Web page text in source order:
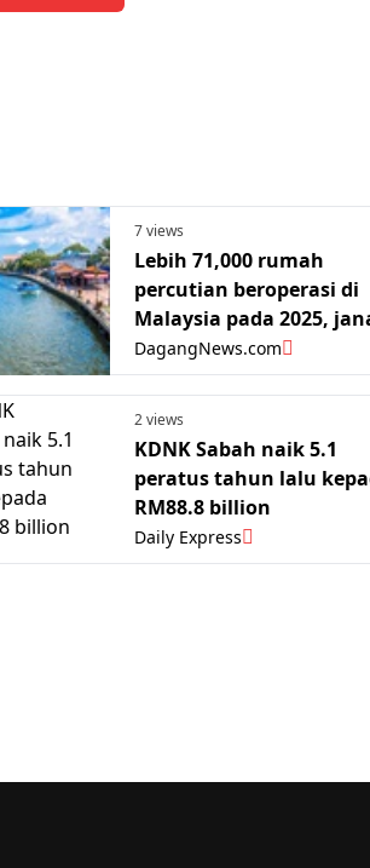
7 views
Lebih 71,000 rumah
percutian beroperasi di
Malaysia pada 2025,
hasil RM2.2 bilion - DOSM
DagangNews.com
2 views
KDNK Sabah naik 5.1
peratus tahun lalu
RM88.8 billion
Daily Express